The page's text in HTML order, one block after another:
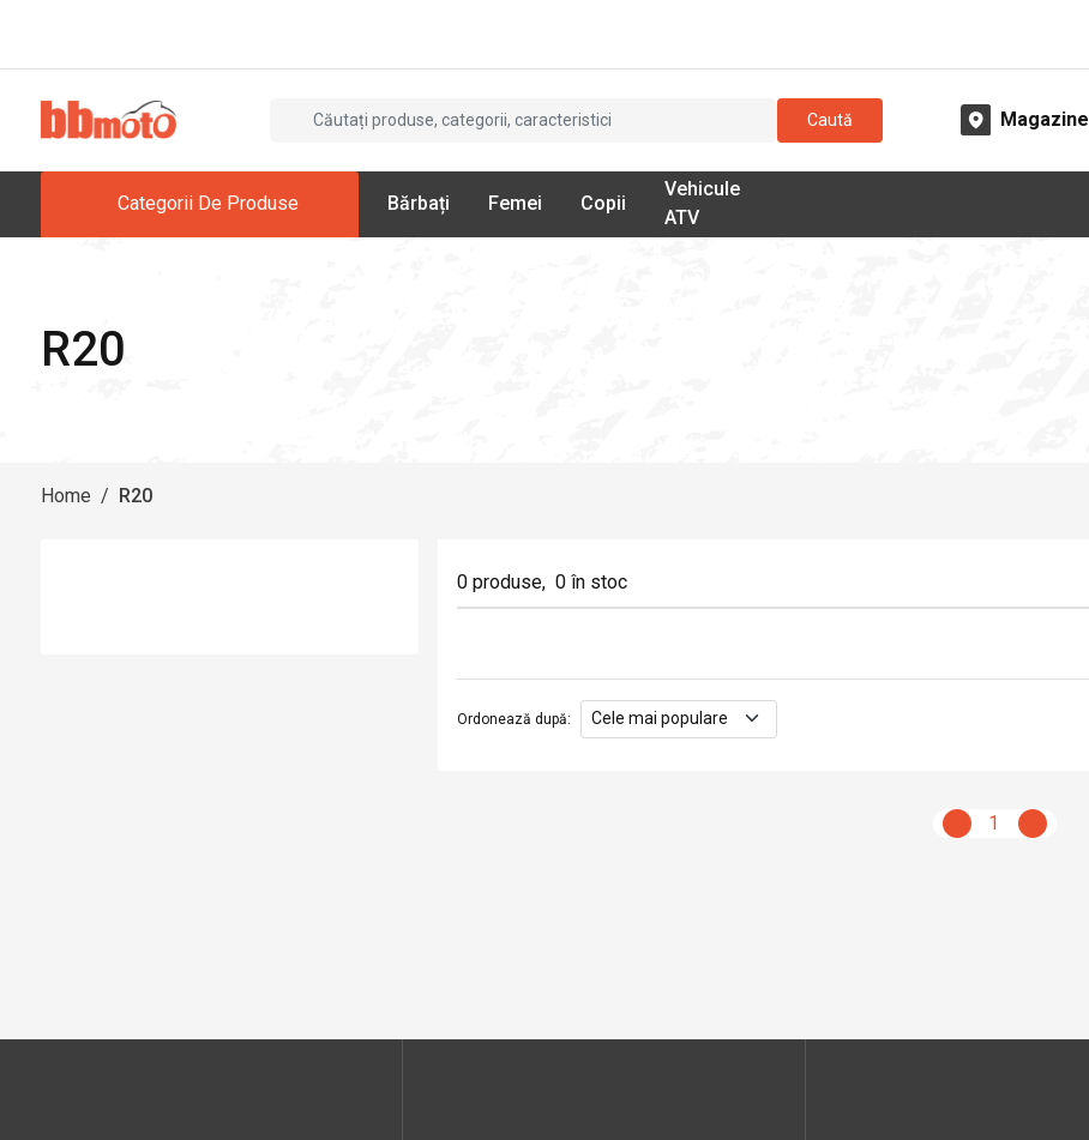
Caută Magazine
Categorii De Produse Bărbați Femei Copii
Vehicule
ATV
R20
Home / R20
0 produse, 0 în stoc
Ordonează după:
1